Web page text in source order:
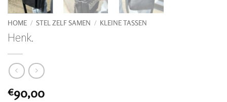
HOME / STEL ZELF SAMEN / KLEINE TASSEN
Henk.
€90,00